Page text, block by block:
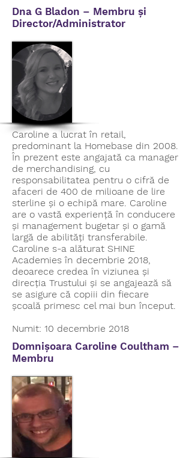
Dna G Bladon – Membru și
Director/Administrator
Caroline a lucrat în retail,
predominant la Homebase din 2008.
În prezent este angajată ca manager
de merchandising, cu
responsabilitatea pentru o cifră de
afaceri de 400 de milioane de lire
sterline și o echipă mare. Caroline
are o vastă experiență în conducere
și management bugetar și o gamă
largă de abilități transferabile.
Caroline s-a alăturat SHINE
Academies în decembrie 2018,
deoarece credea în viziunea și
direcția Trustului și se angajează să
se asigure că copiii din fiecare
școală primesc cel mai bun început.
Numit: 10 decembrie 2018
Domnișoara Caroline Coultham –
Membru